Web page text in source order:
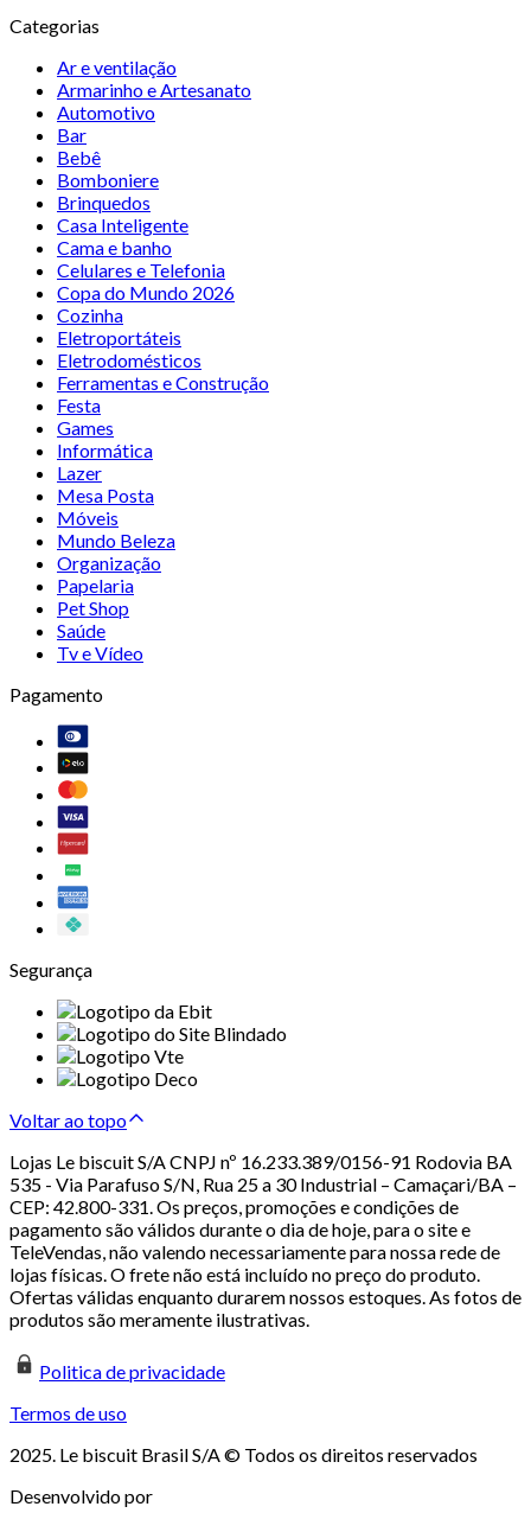
Categorias
Ar e ventilação
Armarinho e Artesanato
Automotivo
Bar
Bebê
Bomboniere
Brinquedos
Casa Inteligente
Cama e banho
Celulares e Telefonia
Copa do Mundo 2026
Cozinha
Eletroportáteis
Eletrodomésticos
Ferramentas e Construção
Festa
Games
Informática
Lazer
Mesa Posta
Móveis
Mundo Beleza
Organização
Papelaria
Pet Shop
Saúde
Tv e Vídeo
Pagamento
Segurança
Voltar ao topo
Lojas Le biscuit S/A CNPJ nº 16.233.389/0156-91 Rodovia BA
535 - Via Parafuso S/N, Rua 25 a 30 Industrial – Camaçari/BA –
CEP: 42.800-331. Os preços, promoções e condições de
pagamento são válidos durante o dia de hoje, para o site e
TeleVendas, não valendo necessariamente para nossa rede de
lojas físicas. O frete não está incluído no preço do produto.
Ofertas válidas enquanto durarem nossos estoques. As fotos de
produtos são meramente ilustrativas.
Politica de privacidade
Termos de uso
2025. Le biscuit Brasil S/A © Todos os direitos reservados
Desenvolvido por